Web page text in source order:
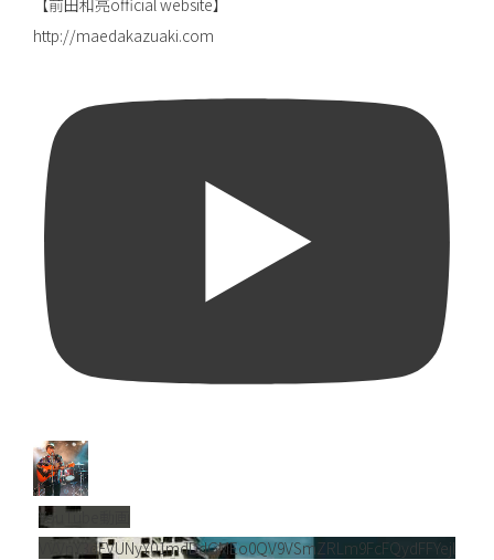
http://maedakazuaki.com
YouTube動画
VVVnY3dFVUNyY01mdDdGMEo0QV9VSmZRLm9FcFQydFFYejl